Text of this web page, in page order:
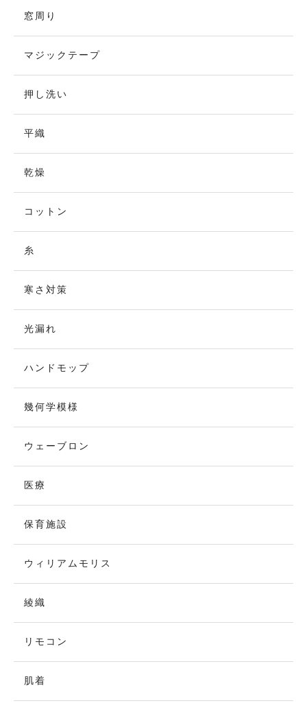
窓周り
マジックテープ
押し洗い
平織
乾燥
コットン
糸
寒さ対策
光漏れ
ハンドモップ
幾何学模様
ウェーブロン
医療
保育施設
ウィリアムモリス
綾織
リモコン
肌着